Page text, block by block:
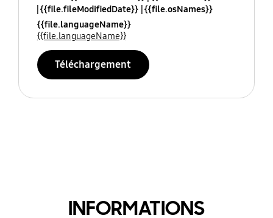
{{file.fileModifiedDate}} {{file.osNames}}
{{file.languageName}}
{{file.languageName}}
Téléchargement
INFORMATIONS